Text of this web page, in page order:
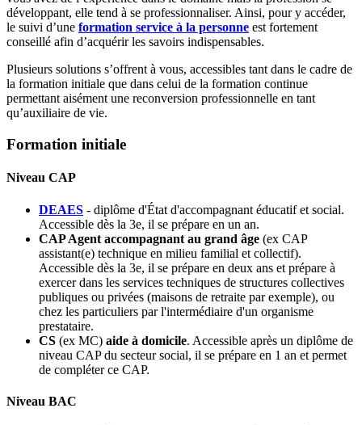
développant, elle tend à se professionnaliser. Ainsi, pour y accéder,
le suivi d’une formation service à la personne est fortement
conseillé afin d’acquérir les savoirs indispensables.
Plusieurs solutions s’offrent à vous, accessibles tant dans le cadre de
la formation initiale que dans celui de la formation continue
permettant aisément une reconversion professionnelle en tant
qu’auxiliaire de vie.
Formation initiale
Niveau CAP
DEAES - diplôme d'État d'accompagnant éducatif et social.
Accessible dès la 3e, il se prépare en un an.
CAP Agent accompagnant au grand âge (ex CAP
assistant(e) technique en milieu familial et collectif).
Accessible dès la 3e, il se prépare en deux ans et prépare à
exercer dans les services techniques de structures collectives
publiques ou privées (maisons de retraite par exemple), ou
chez les particuliers par l'intermédiaire d'un organisme
prestataire.
CS (ex MC) aide à domicile. Accessible après un diplôme de
niveau CAP du secteur social, il se prépare en 1 an et permet
de compléter ce CAP.
Niveau BAC